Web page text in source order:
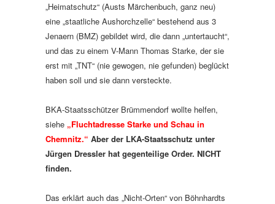
„Heimatschutz“ (Austs Märchenbuch, ganz neu)
eine „staatliche Aushorchzelle“ bestehend aus 3
Jenaern (BMZ) gebildet wird, die dann „untertaucht“,
und das zu einem V-Mann Thomas Starke, der sie
erst mit „TNT“ (nie gewogen, nie gefunden) beglückt
haben soll und sie dann versteckte.
BKA-Staatsschützer Brümmendorf wollte helfen,
siehe „Fluchtadresse Starke und Schau in
Chemnitz.“ Aber der LKA-Staatsschutz unter
Jürgen Dressler hat gegenteilige Order. NICHT
finden.
Das erklärt auch das „Nicht-Orten“ von Böhnhardts